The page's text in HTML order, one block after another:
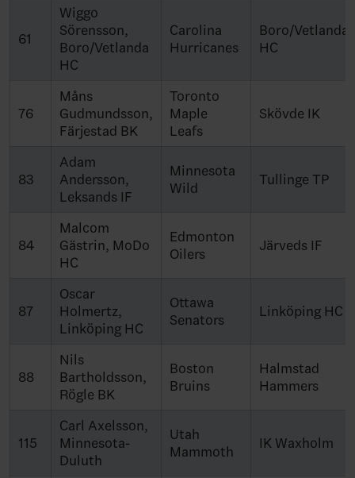
61
Wiggo
Sörensson,
Boro/Vetlanda
HC
Carolina
Hurricanes
Boro/Vetlanda
HC
76
Måns
Gudmundsson,
Färjestad BK
Toronto
Maple
Leafs
Skövde IK
83
Adam
Andersson,
Leksands IF
Minnesota
Wild
Tullinge TP
84
Malcom
Gästrin, MoDo
HC
Edmonton
Oilers
Järveds IF
87
Oscar
Holmertz,
Linköping HC
Ottawa
Senators
Linköping HC
88
Nils
Bartholdsson,
Rögle BK
Boston
Bruins
Halmstad
Hammers
115
Carl Axelsson,
Minnesota-
Duluth
Utah
Mammoth
IK Waxholm